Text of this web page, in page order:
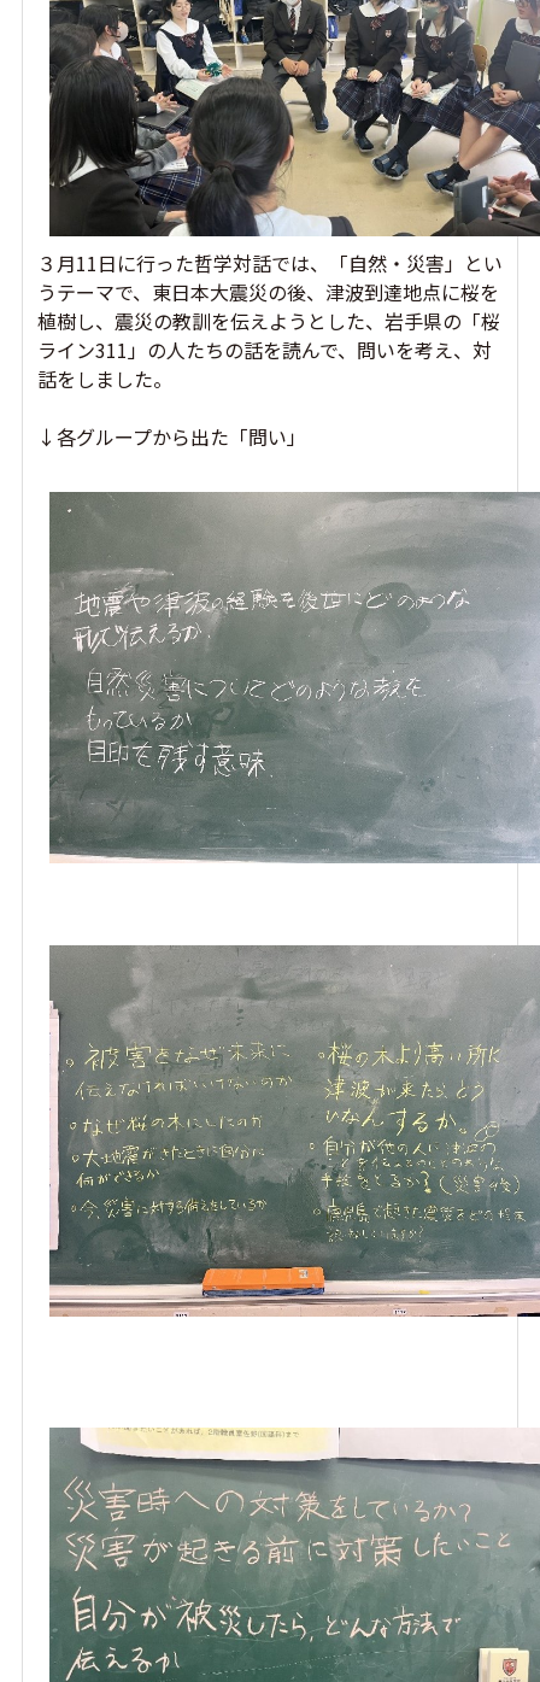
３月11日に行った哲学対話では、「自然・災害」とい
うテーマで、東日本大震災の後、津波到達地点に桜を
植樹し、震災の教訓を伝えようとした、岩手県の「桜
ライン311」の人たちの話を読んで、問いを考え、対
話をしました。
↓各グループから出た「問い」